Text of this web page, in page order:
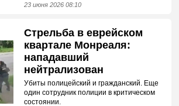
23 июня 2026 08:10
Стрельба в еврейском
квартале Монреаля:
нападавший
нейтрализован
Убиты полицейский и гражданский. Еще
один сотрудник полиции в критическом
состоянии.